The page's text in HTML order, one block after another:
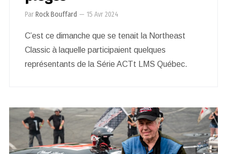
ParRock Bouffard — 15 Avr 2024
C’est ce dimanche que se tenait la Northeast
Classic à laquelle participaient quelques
représentants de la Série ACTt LMS Québec.